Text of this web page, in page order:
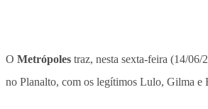
O Metrópoles traz, nesta sexta-feira (14/
no Planalto, com os legítimos Lulo, Gilma e